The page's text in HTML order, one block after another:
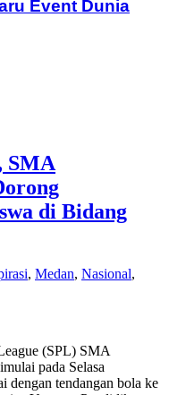
Event Dunia
SMA
di Bidang
, Medan, Nasional,
(SPL) SMA
pada Selasa
dengan tendangan bola ke